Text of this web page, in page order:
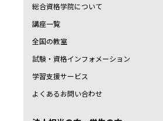
総合資格学院について
講座一覧
全国の教室
試験・資格インフォメーション
学習支援サービス
よくあるお問い合わせ